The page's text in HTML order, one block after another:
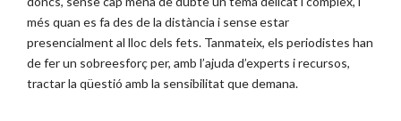
més quan es fa des de la distància i sense estar
presencialment al lloc dels fets. Tanmateix, els periodistes han
de fer un sobreesforç per, amb l’ajuda d’experts i recursos,
tractar la qüestió amb la sensibilitat que demana.